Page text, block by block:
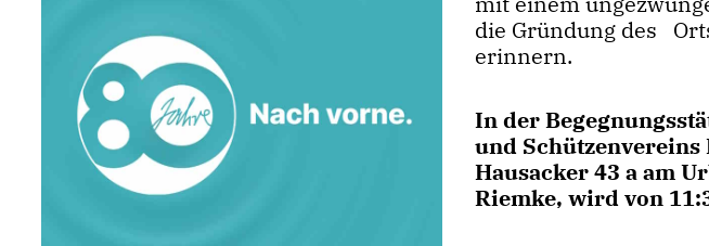
die Gründung des
erinnern.
In der
und Schützenvereins
Hausacker 43 a am
Riemke, wird von